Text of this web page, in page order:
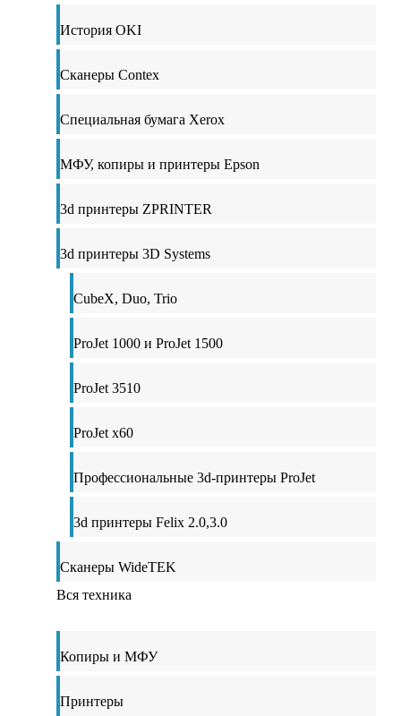
История OKI
Сканеры Contex
Специальная бумага Xerox
МФУ, копиры и принтеры Epson
3d принтеры ZPRINTER
3d принтеры 3D Systems
CubeX, Duo, Trio
ProJet 1000 и ProJet 1500
ProJet 3510
ProJet x60
Профессиональные 3d-принтеры ProJet
3d принтеры Felix 2.0,3.0
Сканеры WideTEK
Вся техника
Копиры и МФУ
Принтеры